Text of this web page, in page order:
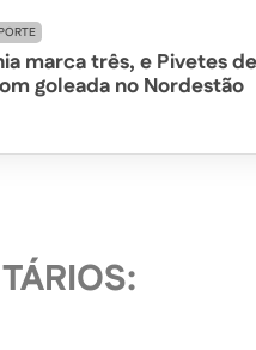
marca três, e Pivetes
goleada no Nordestão